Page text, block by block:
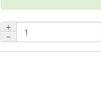
+
−